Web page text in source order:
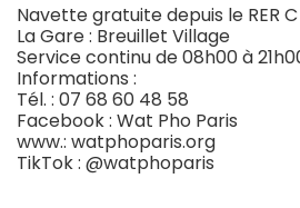
Navette gratuite depuis le RER
La Gare : Breuillet Village
Service continu de 08h00 à
Informations :
Tél. : 07 68 60 48 58
Facebook : Wat Pho Paris
www.: watphoparis.org
TikTok : @watphoparis